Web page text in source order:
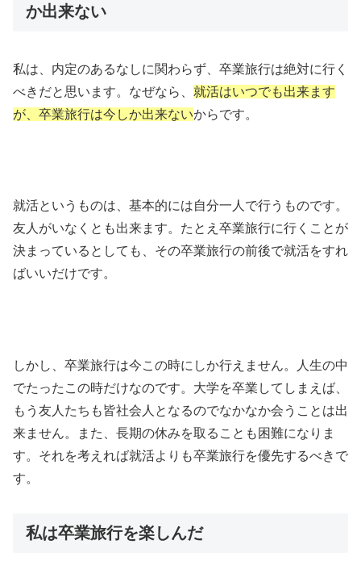
か出来ない
私は、内定のあるなしに関わらず、卒業旅行は絶対に行く
べきだと思います。なぜなら、 就活はいつでも出来ます
が、卒業旅行は今しか出来ないからです。
就活というものは、基本的には自分一人で行うものです。
友人がいなくとも出来ます。たとえ卒業旅行に行くことが
決まっているとしても、その卒業旅行の前後で就活をすれ
ばいいだけです。
しかし、卒業旅行は今この時にしか行えません。人生の中
でたったこの時だけなのです。大学を卒業してしまえば、
もう友人たちも皆社会人となるのでなかなか会うことは出
来ません。また、長期の休みを取ることも困難になりま
す。それを考えれば就活よりも卒業旅行を優先するべきで
す。
私は卒業旅行を楽しんだ